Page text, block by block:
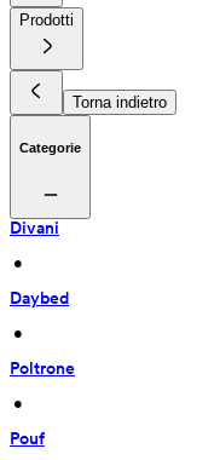
Prodotti
Torna indietro
Categorie
Divani
•
Daybed
•
Poltrone
•
Pouf